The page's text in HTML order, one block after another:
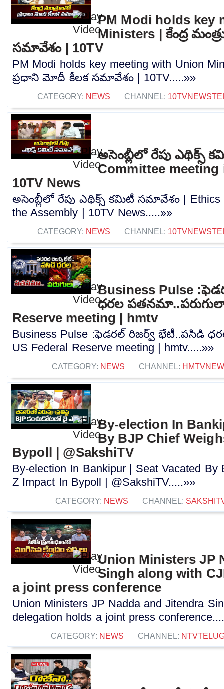
PM Modi holds key
Ministers | కేంద్ర
సమావేశం | 10TV
PM Modi holds key meeting with Union
ప్రధాని మోదీ కీలక సమావేశం | 10TV.....»»
CATEGORY: NEWS CHANNEL:
అసెంబ్లీలో రేపు ఎథిక్స్
Committee
10TV News
అసెంబ్లీలో రేపు ఎథిక్స్ కమిటీ సమావేశం | Ethics
the Assembly | 10TV News.....»»
CATEGORY: NEWS CHANNEL:
Business Pulse
ధరల
Reserve meeting | hmtv
Business Pulse :ఫెడరల్ రిజర్వ్ భేటీ..పసిడి
US Federal Reserve meeting | hmtv.....»»
CATEGORY: NEWS CHANNEL:
By-election In
By BJP Chief
Bypoll | @SakshiTV
By-election In Bankipur | Seat Vacated By
Z Impact In Bypoll | @SakshiTV.....»»
CATEGORY: NEWS CHANNEL:
Union Ministers JP
Singh along with
a joint press conference
Union Ministers JP Nadda and Jitendra
delegation holds a joint press
CATEGORY: NEWS CHANNEL: